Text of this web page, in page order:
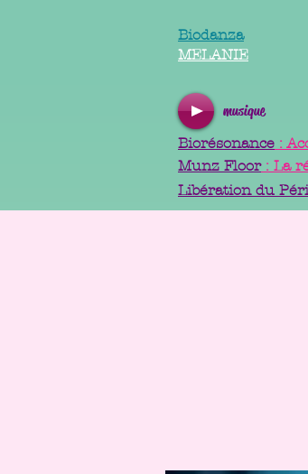
Biodanza
MELANIE
musique
Biorésonance :
Munz Floor: La
Libération du